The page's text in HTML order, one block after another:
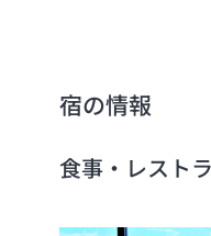
宿の情報
食事・レスト